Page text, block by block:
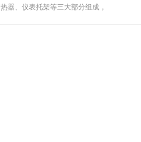
热器、仪表托架等三大部分组成，